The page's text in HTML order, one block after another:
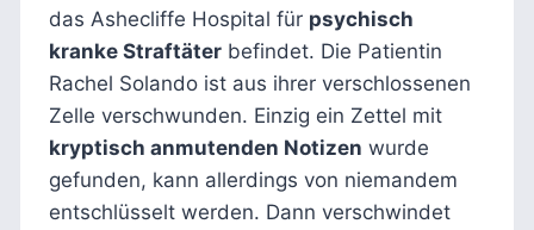
das Ashecliffe Hospital für psychisch
kranke Straftäterbefindet. Die Patientin
Rachel Solando ist aus ihrer verschlossenen
Zelle verschwunden. Einzig ein Zettel mit
kryptisch anmutenden Notizen wurde
gefunden, kann allerdings von niemandem
entschlüsselt werden. Dann verschwindet